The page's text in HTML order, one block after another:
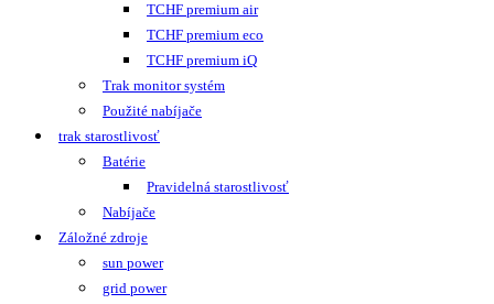
TCHF premium air
TCHF premium eco
TCHF premium iQ
Trak monitor systém
Použité nabíjače
trak starostlivosť
Batérie
Pravidelná starostlivosť
Nabíjače
Záložné zdroje
sun power
grid power